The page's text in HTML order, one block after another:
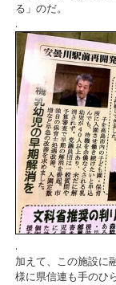
る」のだ。
.
.
加えて、この施設に
様に県信連も手のひ